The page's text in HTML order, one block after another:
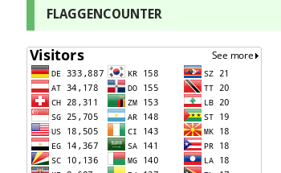
FLAGGENCOUNTER